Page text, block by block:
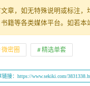
章，如无特殊说明或标注
籍等各类媒体平台。如若本
微密圈 精选单套
链接：https://www.sekiki.com/